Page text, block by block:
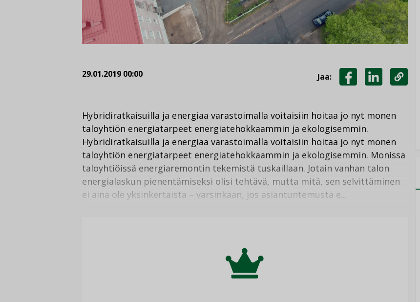
29.01.2019 00:00 Jaa:
Hybridiratkaisuilla ja energiaa varastoimalla voitaisiin hoitaa jo nyt monen
taloyhtiön energiatarpeet energiatehokkaammin ja ekologisemmin.
Hybridiratkaisuilla ja energiaa varastoimalla voitaisiin hoitaa jo nyt monen
taloyhtiön energiatarpeet energiatehokkaammin ja ekologisemmin. Monissa
taloyhtiöissä energiaremontin tekemistä tuskaillaan. Jotain vanhan talon
energialaskun pienentämiseksi olisi tehtävä, mutta mitä, sen selvittäminen
ei aina ole yksinkertaista – varsinkaan, jos asiantuntemusta e...